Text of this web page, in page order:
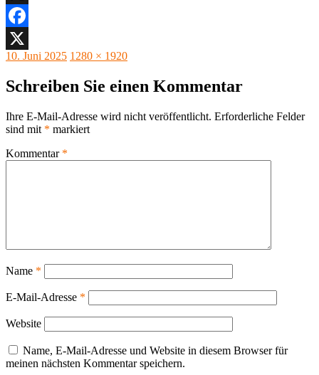
X
Facebook
X
Veröffentlicht
10. Juni 2025 Originalgröße
1280 × 1920
Schreiben Sie einen Kommentar
Ihre E-Mail-Adresse wird nicht veröffentlicht. Erforderliche Felder
sind mit * markiert
Kommentar *
Name *
E-Mail-Adresse *
Website
Name, E-Mail-Adresse und Website in diesem Browser für
meinen nächsten Kommentar speichern.